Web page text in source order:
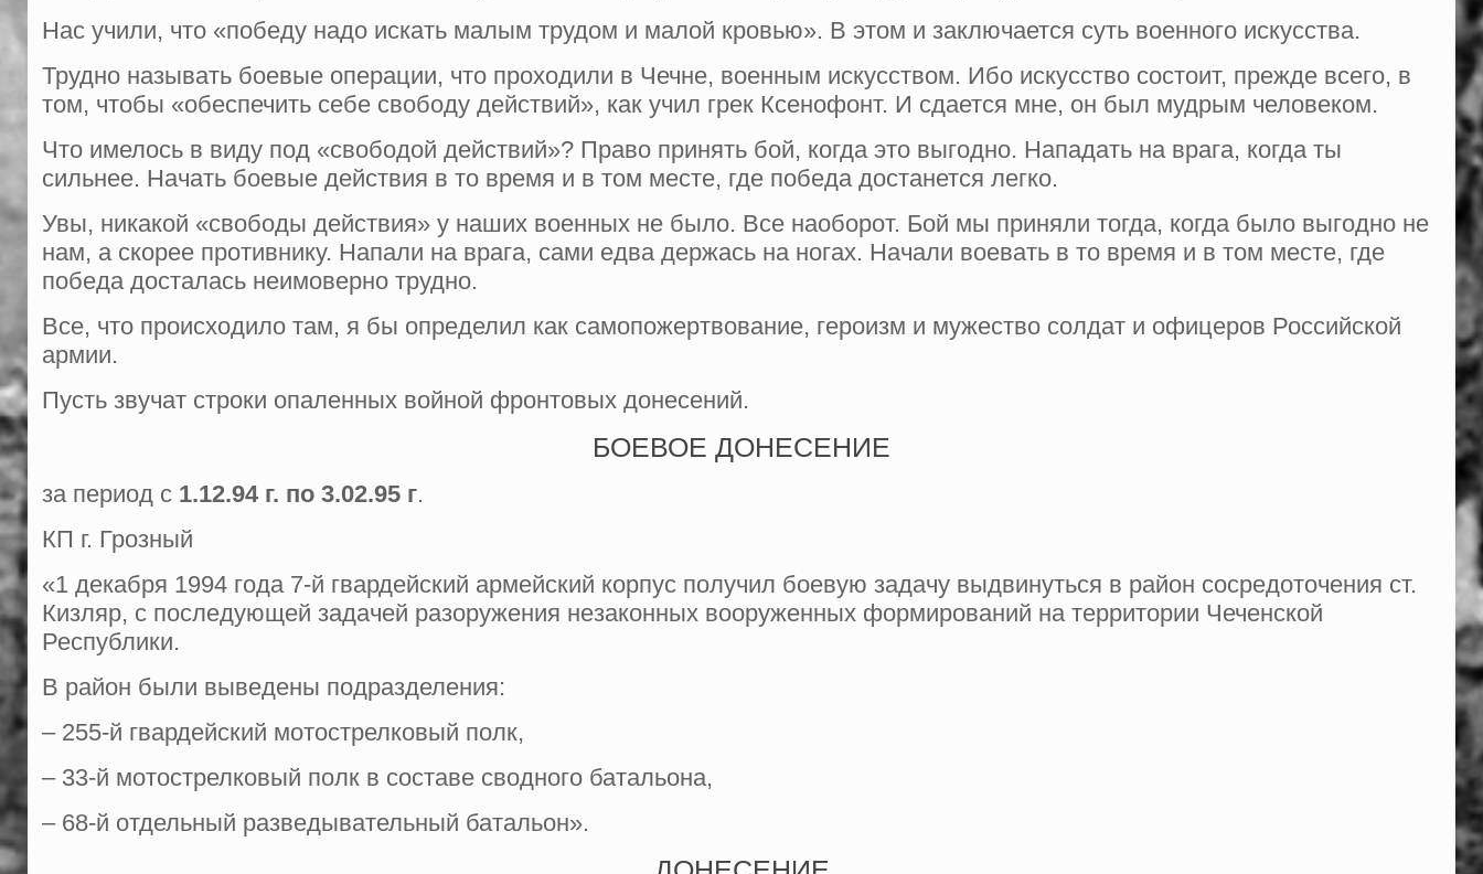
Нас учили, что «победу надо искать малым трудом и малой кровью». В этом и заключается суть военного искусства.
Трудно называть боевые операции, что проходили в Чечне, военным искусством. Ибо искусство состоит, прежде всего, в
том, чтобы «обеспечить себе свободу действий», как учил грек Ксенофонт. И сдается мне, он был мудрым человеком.
Что имелось в виду под «свободой действий»? Право принять бой, когда это выгодно. Нападать на врага, когда ты
сильнее. Начать боевые действия в то время и в том месте, где победа достанется легко.
Увы, никакой «свободы действия» у наших военных не было. Все наоборот. Бой мы приняли тогда, когда было выгодно не
нам, а скорее противнику. Напали на врага, сами едва держась на ногах. Начали воевать в то время и в том месте, где
победа досталась неимоверно трудно.
Все, что происходило там, я бы определил как самопожертвование, героизм и мужество солдат и офицеров Российской
армии.
Пусть звучат строки опаленных войной фронтовых донесений.
БОЕВОЕ ДОНЕСЕНИЕ
за период с 1.12.94 г. по 3.02.95 г.
КП г. Грозный
«1 декабря 1994 года 7-й гвардейский армейский корпус получил боевую задачу выдвинуться в район сосредоточения ст.
Кизляр, с последующей задачей разоружения незаконных вооруженных формирований на территории Чеченской
Республики.
В район были выведены подразделения:
– 255-й гвардейский мотострелковый полк,
– 33-й мотострелковый полк в составе сводного батальона,
– 68-й отдельный разведывательный батальон».